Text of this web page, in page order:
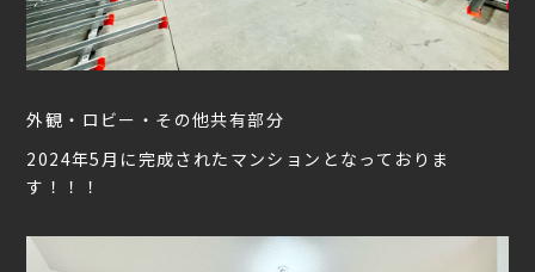
外観・ロビー・その他共有部分
2024年5月に完成されたマンションとなっておりま
す！！！